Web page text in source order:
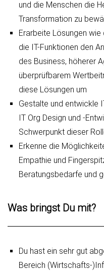
und die Menschen die
Transformation zu
Erarbeite Lösungen wie
die IT-Funktionen den
des Business, höherer
überprüfbarem
diese Lösungen um
Gestalte und entwickle
IT Org Design und -
Schwerpunkt dieser
Erkenne die
Empathie und
Beratungsbedarfe und
Was bringst Du mit?
Du hast ein sehr gut
Bereich (Wirtschafts-